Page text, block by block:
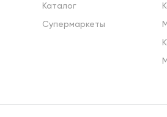
Каталог
Супермаркеты